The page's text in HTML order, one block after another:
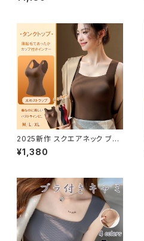
ラ ノンワイヤー インナー キャミ
2025新作 スクエアネック ブラ
トップ インナー ノンワイヤー 下
着 暖かい 薄起毛
¥1,380